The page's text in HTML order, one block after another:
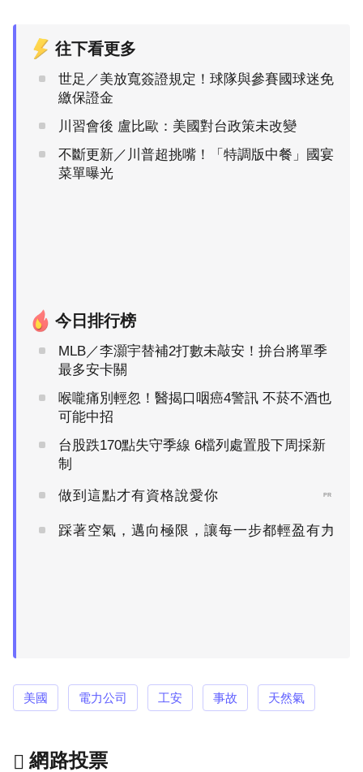
往下看更多
世足／美放寬簽證規定！球隊與參賽國球迷免
繳保證金
川習會後 盧比歐：美國對台政策未改變
不斷更新／川普超挑嘴！「特調版中餐」國宴
菜單曝光
今日排行榜
MLB／李灝宇替補2打數未敲安！拚台將單季
最多安卡關
喉嚨痛別輕忽！醫揭口咽癌4警訊 不菸不酒也
可能中招
台股跌170點失守季線 6檔列處置股下周採新
制
做到這點才有資格說愛你 PR
踩著空氣，邁向極限，讓每一步都輕盈有力
PR
美國 電力公司 工安 事故 天然氣
網路投票